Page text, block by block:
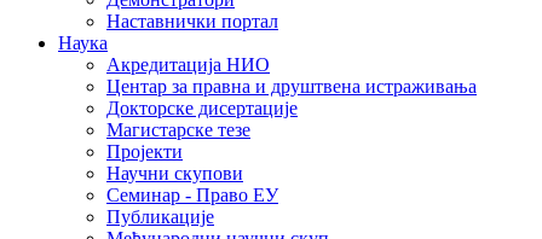
Наставнички портал
Наука
Акредитација НИО
Центар за правна и друштвена истраживања
Докторске дисертације
Магистарске тезе
Пројекти
Научни скупови
Семинар - Право ЕУ
Публикације